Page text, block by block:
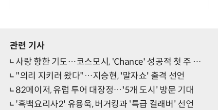
관련 기사
사랑 향한 기도…코스모시, 'Chance' 성공적 첫 주 활동
"의리 지키러 왔다"…지승현, '말자쇼' 출격 선언
82메이저, 유럽 투어 대장정…'5개 도시' 방문 기대
'흑백요리사2' 유용욱, 버거킹과 '특급 컬래버' 선언